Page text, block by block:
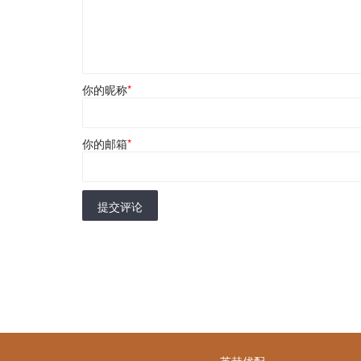
你的昵称*
你的邮箱*
提交评论